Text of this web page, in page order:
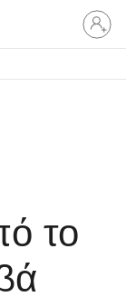
Είσοδος
στον
το